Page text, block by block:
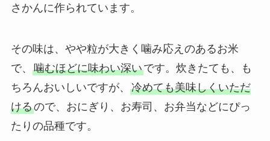
さかんに作られています。
その味は、やや粒が大きく噛み応えのあるお米
で、 噛むほどに味わい深いです。炊きたても、も
ちろんおいしいですが、 冷めても美味しくいただ
けるので、おにぎり、お寿司、お弁当などにぴっ
たりの品種です。